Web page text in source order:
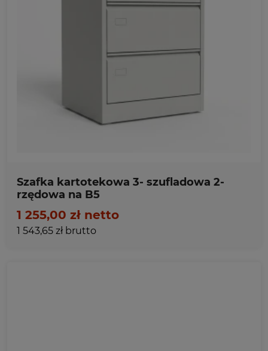
Ulubione
Szafka kartotekowa 3- szufladowa 2-
rzędowa na B5
1 255,00 zł netto
1 543,65 zł brutto